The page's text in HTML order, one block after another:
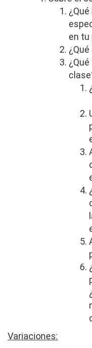
en tu
Variaciones: